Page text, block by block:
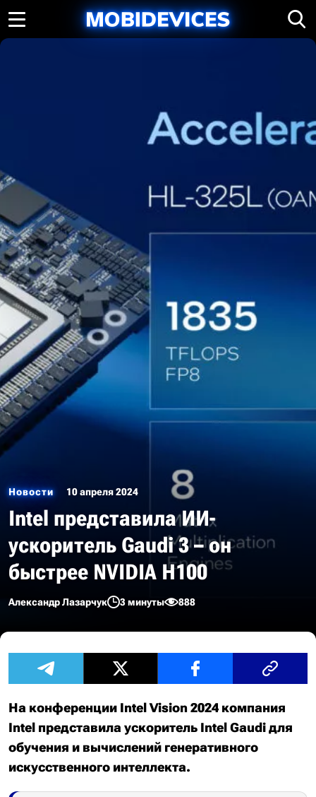
Новости 10 апреля 2024
Intel представила ИИ-
ускоритель Gaudi 3 – он
быстрее NVIDIA H100
Александр Лазарчук 3 минуты 888
На конференции Intel Vision 2024 компания
Intel представила ускоритель Intel Gaudi для
обучения и вычислений генеративного
искусственного интеллекта.